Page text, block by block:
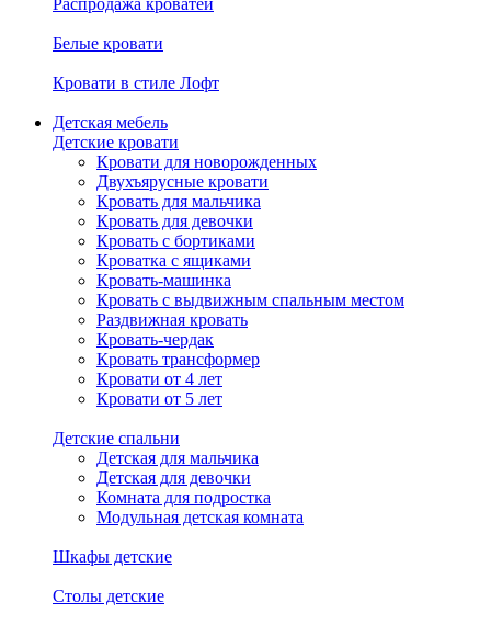
Распродажа кроватей
Белые кровати
Кровати в стиле Лофт
Детская мебель
Детские кровати
Кровати для новорожденных
Двухъярусные кровати
Кровать для мальчика
Кровать для девочки
Кровать с бортиками
Кроватка с ящиками
Кровать-машинка
Кровать с выдвижным спальным местом
Раздвижная кровать
Кровать-чердак
Кровать трансформер
Кровати от 4 лет
Кровати от 5 лет
Детские спальни
Детская для мальчика
Детская для девочки
Комната для подростка
Модульная детская комната
Шкафы детские
Столы детские